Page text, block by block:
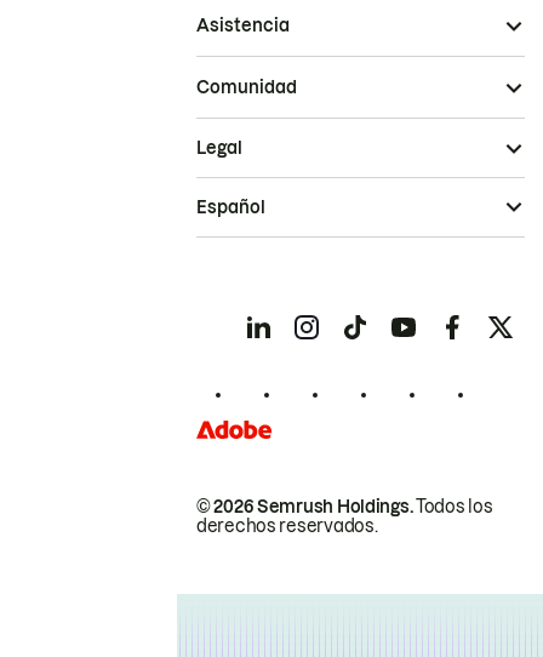
Asistencia
Comunidad
© 2026 Semrush Holdings.Todos los
derechos reservados.
Legal
Español